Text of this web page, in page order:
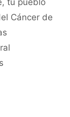
tu pueblo
Cáncer de